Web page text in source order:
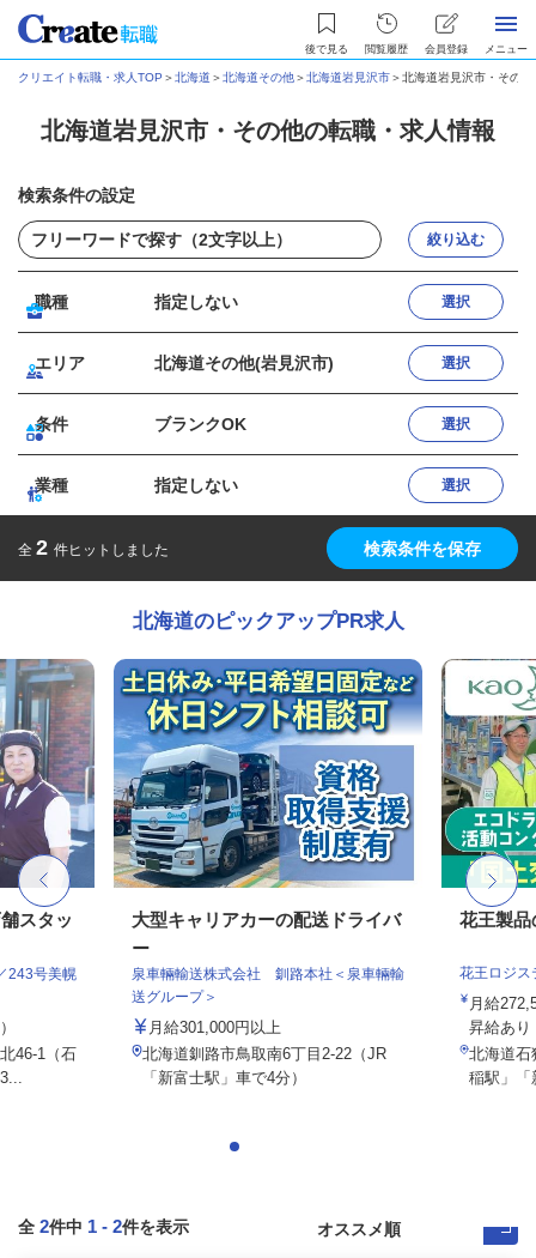
後で見る 閲覧履歴 会員登録 メニュー
クリエイト転職・求人TOP ＞北海道 ＞北海道その他＞北海道岩見沢市＞北海道岩見沢市・その
北海道岩見沢市・その他の転職・求人情報
検索条件の設定
絞り込む
職種 指定しない 選択
エリア 北海道その他(岩見沢市) 選択
条件 ブランクOK 選択
業種 指定しない 選択
全 2 件ヒットしました 検索条件を保存
北海道のピックアップPR求人
スタッ
243号美幌
46-1（石
大型キャリアカーの配送ドライバ
ー
泉車輛輸送株式会社 釧路本社＜泉車輛輸
送グループ＞
月給301,000円以上
北海道釧路市鳥取南6丁目2-22（JR
「新富士駅」車で4分）
花王製品
花王ロジ
月給
昇給あ
北海道石
稲駅」
全 2件中 1 - 2件を表示